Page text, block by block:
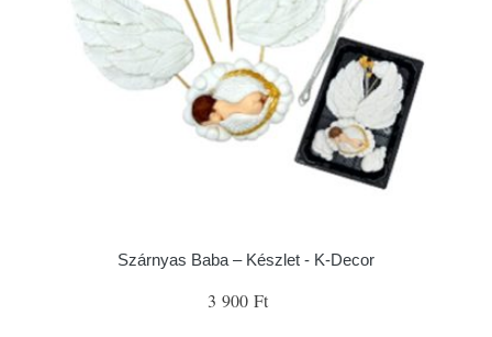
Szárnyas Baba – Készlet - K-Decor
3 900 Ft